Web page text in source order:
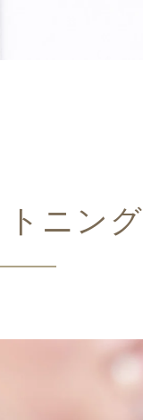
ニング